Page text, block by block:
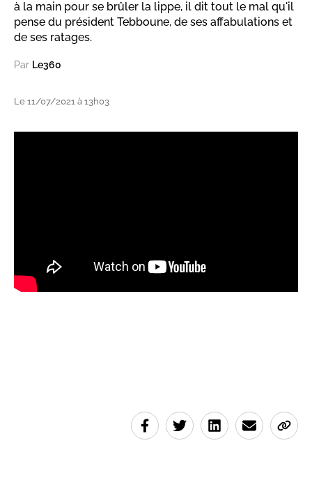
à la main pour se brûler la lippe, il dit tout le mal qu'il
pense du président Tebboune, de ses affabulations et
de ses ratages.
Par Le360
Le 11/07/2021 à 13h03